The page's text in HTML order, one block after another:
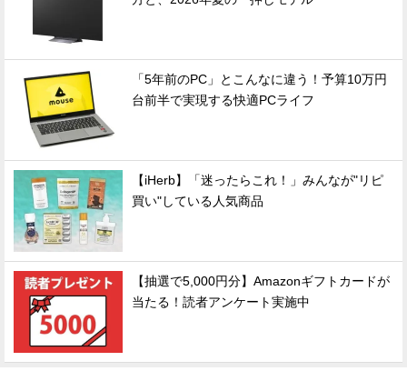
「5年前のPC」とこんなに違う！予算10万円
台前半で実現する快適PCライフ
【iHerb】「迷ったらこれ！」みんなが"リピ
買い"している人気商品
【抽選で5,000円分】Amazonギフトカードが
当たる！読者アンケート実施中